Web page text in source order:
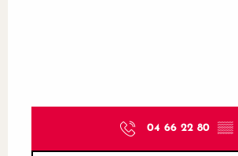
04 66 22 80 ▒▒